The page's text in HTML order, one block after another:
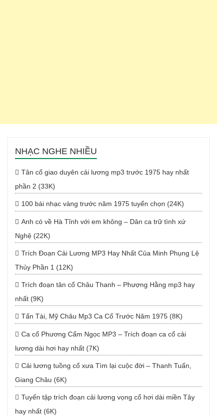
NHẠC NGHE NHIỀU
Tân cổ giao duyên cải lương mp3 trước 1975 hay nhất
phần 2 (33K)
100 bài nhạc vàng trước năm 1975 tuyển chọn (24K)
Anh có về Hà Tĩnh với em không – Dân ca trữ tình xứ
Nghệ (22K)
Trích Đoạn Cải Lương MP3 Hay Nhất Của Minh Phụng Lệ
Thủy Phần 1 (12K)
Trích đoạn tân cổ Châu Thanh – Phượng Hằng mp3 hay
nhất (9K)
Tấn Tài, Mỹ Châu Mp3 Ca Cổ Trước Năm 1975 (8K)
Ca cổ Phương Cẩm Ngọc MP3 – Trích đoạn ca cổ cải
lương dài hơi hay nhất (7K)
Cải lương tuồng cổ xưa Tìm lại cuộc đời – Thanh Tuấn,
Giang Châu (6K)
Tuyển tập trích đoạn cải lương vọng cổ hơi dài miền Tây
hay nhất (6K)